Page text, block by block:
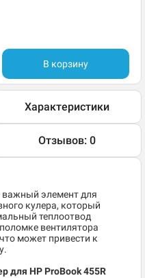
В корзину
Характеристики
Отзывов: 0
важный элемент для
кулера, который
теплоотвод
вентилятора
может привести к
для HP ProBook 455R